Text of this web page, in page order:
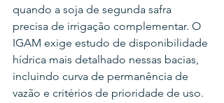
quando a soja de segunda safra
precisa de irrigação complementar. O
IGAM exige estudo de disponibilidade
hídrica mais detalhado nessas bacias,
incluindo curva de permanência de
vazão e critérios de prioridade de uso.